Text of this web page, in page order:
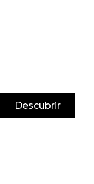
Descubrir